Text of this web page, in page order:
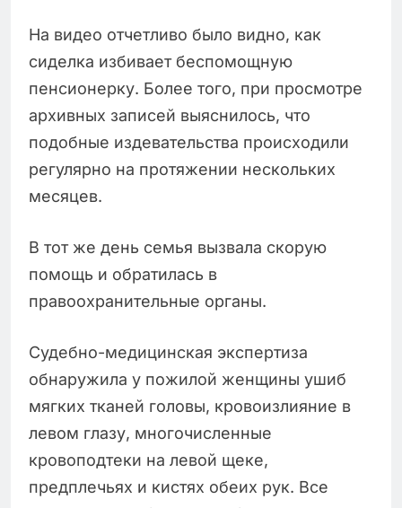
На видео отчетливо было видно, как
сиделка избивает беспомощную
пенсионерку. Более того, при просмотре
архивных записей выяснилось, что
подобные издевательства происходили
регулярно на протяжении нескольких
месяцев.
В тот же день семья вызвала скорую
помощь и обратилась в
правоохранительные органы.
Судебно-медицинская экспертиза
обнаружила у пожилой женщины ушиб
мягких тканей головы, кровоизлияние в
левом глазу, многочисленные
кровоподтеки на левой щеке,
предплечьях и кистях обеих рук. Все